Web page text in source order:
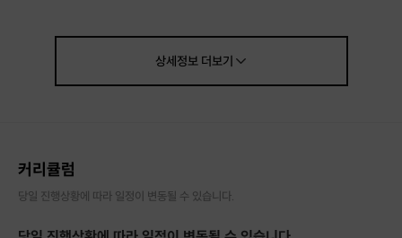
상세정보더보기
커리큘럼
당일 진행상황에 따라 일정이 변동될 수 있습니다.